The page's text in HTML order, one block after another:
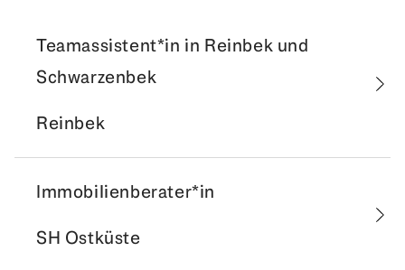
Teamassistent*in in Reinbek und
Schwarzenbek
Reinbek
Immobilienberater*in
SH Ostküste